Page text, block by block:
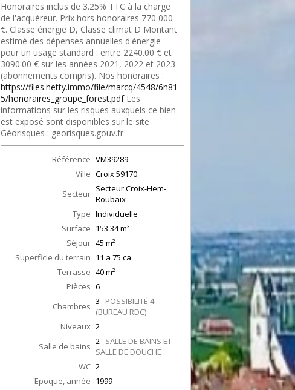
Honoraires inclus de 3.25% TTC à la charge
de l'acquéreur. Prix hors honoraires 770 000
€. Classe énergie D, Classe climat D Montant
estimé des dépenses annuelles d'énergie
pour un usage standard : entre 2240.00 € et
3090.00 € sur les années 2021, 2022 et 2023
(abonnements compris). Nos honoraires :
https://files.netty.immo/file/marcq/4548/6n81
5/honoraires_groupe_forest.pdfLes
informations sur les risques auxquels ce bien
est exposé sont disponibles sur le site
Géorisques : georisques.gouv.fr
Référence VM39289
Ville Croix59170
Secteur Secteur Croix-Hem-
Roubaix
Type Individuelle
Surface 153.34m²
Séjour 45 m²
Superficie du terrain 11 a 75 ca
Terrasse 40m²
Pièces 6
Chambres 3 POSSIBILITÉ 4
(BUREAU RDC)
Niveaux 2
Salle de bains 2 SALLE DE BAINS ET
SALLE DE DOUCHE
WC 2
Epoque, année 1999